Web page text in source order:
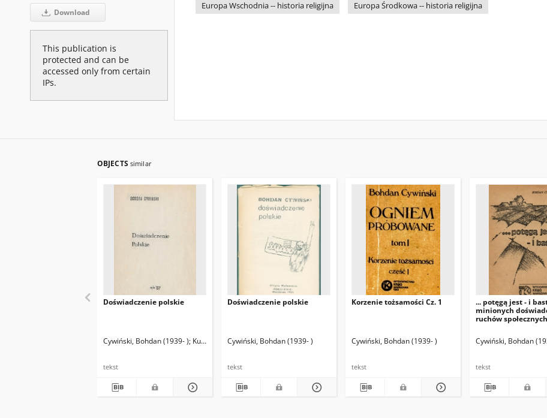
Download
This publication is
protected and can be
accessed only from certain
IPs.
Europa Wschodnia -- historia religijna
Europa Środkowa -- historia religijna
OBJECTS similar
Doświadczenie polskie
Cywiński, Bohdan (1939- ) Kułakowski, Jan (1930-2011) Przedm.
tekst
Doświadczenie polskie
Cywiński, Bohdan (1939- )
tekst
Korzenie tożsamości Cz. 1
Cywiński, Bohdan (1939- )
tekst
... potęgą jest - i
minionych
ruchów
Cywiński, Bohdan
tekst